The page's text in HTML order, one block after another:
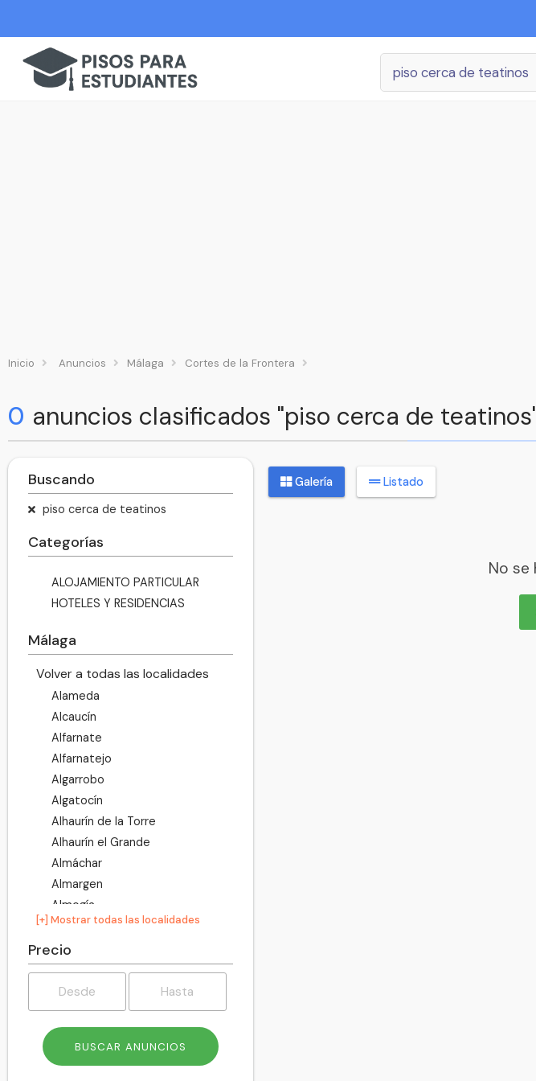
Inicio Anuncios Málaga Cortes de la Frontera
0 anuncios clasificados "piso cerca de
Buscando
piso cerca de teatinos
Categorías
ALOJAMIENTO PARTICULAR
HOTELES Y RESIDENCIAS
Málaga
Volver a todas las localidades
Alameda
Alcaucín
Alfarnate
Alfarnatejo
Algarrobo
Algatocín
Alhaurín de la Torre
Alhaurín el Grande
Almáchar
Almargen
Almogía
Álora
Alozaina
Alpandeire
Antequera
Árchez
Archidona
Ardales
[+] Mostrar todas las localidades
Precio
Galería Listado
No se